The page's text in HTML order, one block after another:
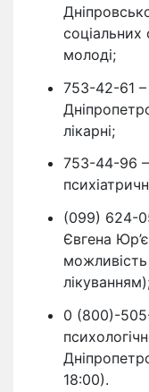
соціальних
молоді;
753-42-61
лікарні;
753-44-96
(099) 624-
Євгена
0 (800)-
18:00).